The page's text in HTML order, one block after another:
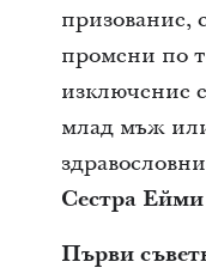
призование,
промени по
изключение
млад мъж
Сестра
Първи